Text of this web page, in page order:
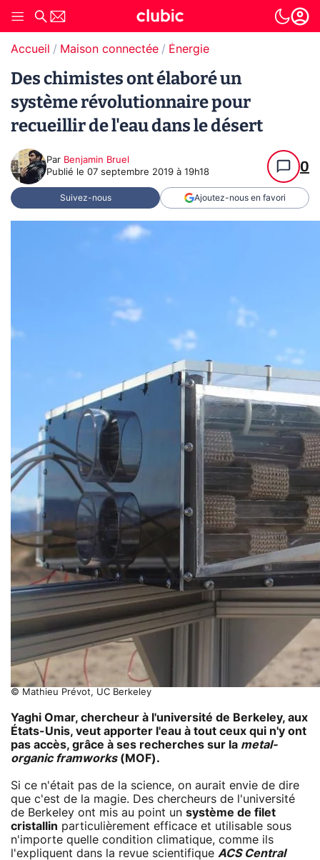
Accueil Maison connectée Énergie
Des chimistes ont élaboré un
système révolutionnaire pour
recueillir de l'eau dans le désert
Par Benjamin Bruel
Publié le 07 septembre 2019 à 19h18 0
Suivez-nous Ajoutez-nous en favori
© Mathieu Prévot, UC Berkeley
Yaghi Omar, chercheur à l'université de Berkeley, aux
États-Unis, veut apporter l'eau à tout ceux qui n'y ont
pas accès, grâce à ses recherches sur la metal-
organic framworks (MOF).
Si ce n'était pas de la science, on aurait envie de dire
que c'est de la magie. Des chercheurs de l'université
de Berkeley ont mis au point un système de filet
cristallin particulièrement efficace et utilisable sous
n'importe quelle condition climatique, comme ils
l'expliquent dans la revue scientifique ACS Central